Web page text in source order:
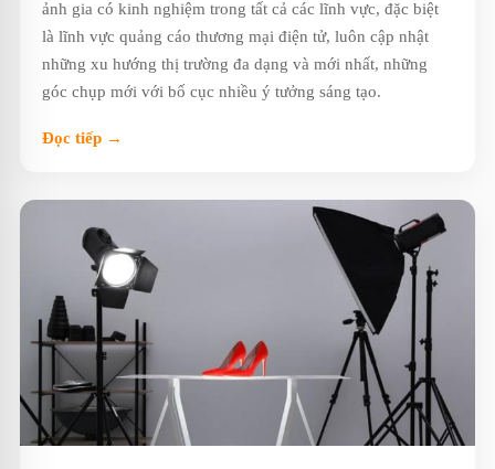
ảnh gia có kinh nghiệm trong tất cả các lĩnh vực, đặc biệt
là lĩnh vực quảng cáo thương mại điện tử, luôn cập nhật
những xu hướng thị trường đa dạng và mới nhất, những
góc chụp mới với bố cục nhiều ý tưởng sáng tạo.
Đọc tiếp →